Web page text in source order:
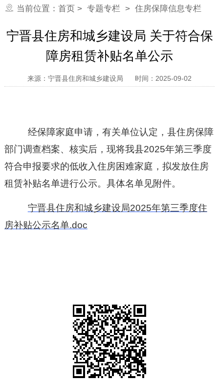
当前位置： 首页 > 专题专栏 > 住房保障信息专栏
宁晋县住房和城乡建设局 关于符合保
障房租赁补贴名单公示
来源：宁晋县住房和城乡建设局 时间：2025-09-02
经保障家庭申请，有关单位认定，县住房保障
部门调查档案、核实后，现将我县2025年第三季度
符合申报要求的低收入住房困难家庭，拟发放住房
租赁补贴名单进行公示。具体名单见附件。
宁晋县住房和城乡建设局2025年第三季度住
房补贴公示名单.doc